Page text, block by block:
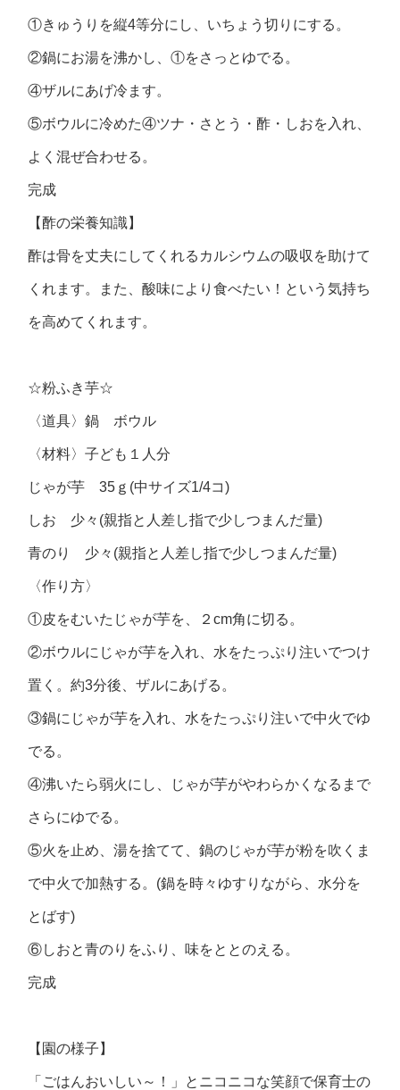
①きゅうりを縦4等分にし、いちょう切りにする。
②鍋にお湯を沸かし、①をさっとゆでる。
④ザルにあげ冷ます。
⑤ボウルに冷めた④ツナ・さとう・酢・しおを入れ、
よく混ぜ合わせる。
完成
【酢の栄養知識】
酢は骨を丈夫にしてくれるカルシウムの吸収を助けて
くれます。また、酸味により食べたい！という気持ち
を高めてくれます。
☆粉ふき芋☆
〈道具〉鍋 ボウル
〈材料〉子ども１人分
じゃが芋 35ｇ(中サイズ1/4コ)
しお 少々(親指と人差し指で少しつまんだ量)
青のり 少々(親指と人差し指で少しつまんだ量)
〈作り方〉
①皮をむいたじゃが芋を、２cm角に切る。
②ボウルにじゃが芋を入れ、水をたっぷり注いでつけ
置く。約3分後、ザルにあげる。
③鍋にじゃが芋を入れ、水をたっぷり注いで中火でゆ
でる。
④沸いたら弱火にし、じゃが芋がやわらかくなるまで
さらにゆでる。
⑤火を止め、湯を捨てて、鍋のじゃが芋が粉を吹くま
で中火で加熱する。(鍋を時々ゆすりながら、水分を
とばす)
⑥しおと青のりをふり、味をととのえる。
完成
【園の様子】
「ごはんおいしい～！」とニコニコな笑顔で保育士の